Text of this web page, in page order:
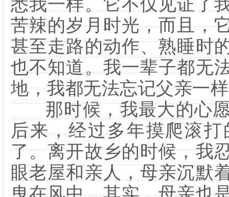
苦辣的岁月时光，而且，
甚至走路的动作、熟睡时
也不知道。我一辈子都无
地，我都无法忘记父亲一
那时候，我最大的心愿
后来，经过多年摸爬滚
了。离开故乡的时候，我
眼老屋和亲人，母亲沉默